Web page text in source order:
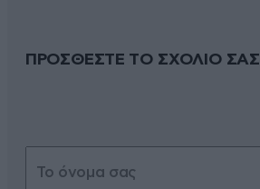
ΠΡΟΣΘΕΣΤΕ ΤΟ ΣΧΟΛΙΟ ΣΑΣ